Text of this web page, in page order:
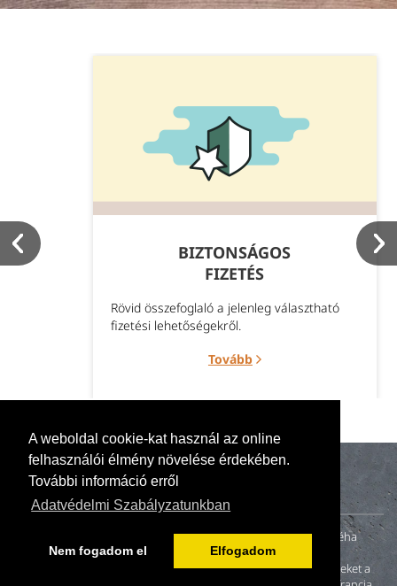
A weboldal cookie-kat használ az online
felhasználói élmény növelése érdekében.
További információ erről
Adatvédelmi Szabályzatunkban
Nem fogadom el Elfogadom
BIZTONSÁGOS
FIZETÉS
Rövid összefoglaló a jelenleg választható
fizetési lehetőségekről.
Tovább
A naturillo.hu mögött egy kis családi vállalkozás (anya, apa és néha
gyerekek) tevékenykedik. 2000-ben fiatal házasként otthonunk
felújításakor nem találtunk környezetbarát és egészséges festékeket a